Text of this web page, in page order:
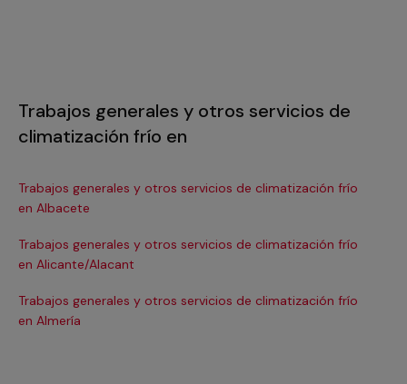
Trabajos generales y otros servicios de
climatización frío en
Trabajos generales y otros servicios de climatización frío
en Albacete
Trabajos generales y otros servicios de climatización frío
en Alicante/Alacant
Trabajos generales y otros servicios de climatización frío
en Almería